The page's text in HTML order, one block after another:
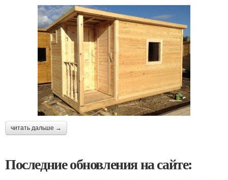
читать дальше →
Последние обновления на сайте: